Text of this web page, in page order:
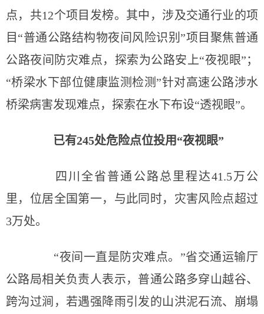
点，共12个项目发榜。其中，涉及交通行业的项
目“普通公路结构物夜间风险识别”项目聚焦普通
公路夜间防灾难点，探索为公路安上“夜视眼”；
“桥梁水下部位健康监测检测”针对高速公路涉水
桥梁病害发现难点，探索在水下布设“透视眼”。
已有245处危险点位投用“夜视眼”
四川全省普通公路总里程达41.5万公
里，位居全国第一，与此同时，灾害风险点超过
3万处。
“夜间一直是防灾难点。”省交通运输厅
公路局相关负责人表示，普通公路多穿山越谷、
跨沟过涧，若遇强降雨引发的山洪泥石流、崩塌